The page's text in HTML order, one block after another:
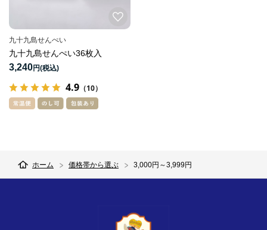
九十九島せんぺい
九十九島せんぺい36枚入
3,240円
4.9 （10）
ホーム 価格帯から選ぶ 3,000円～3,999円